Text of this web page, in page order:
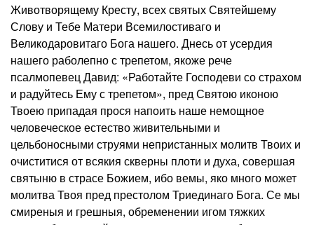
Животворящему Кресту, всех святых Святейшему
Слову и Тебе Матери Всемилостиваго и
Великодаровитаго Бога нашего. Днесь от усердия
нашего раболепно с трепетом, якоже рече
псалмопевец Давид: «Работайте Господеви со страхом
и радуйтесь Ему с трепетом», пред Святою иконою
Твоею припадая прося напоить наше немощное
человеческое естество живительными и
цельбоносными струями непристанных молитв Твоих и
очиститися от всякия скверны плоти и духа, совершая
святыню в страсе Божием, ибо вемы, яко много может
молитва Твоя пред престолом Триединаго Бога. Се мы
смиреныя и грешныя, обременении игом тяжких